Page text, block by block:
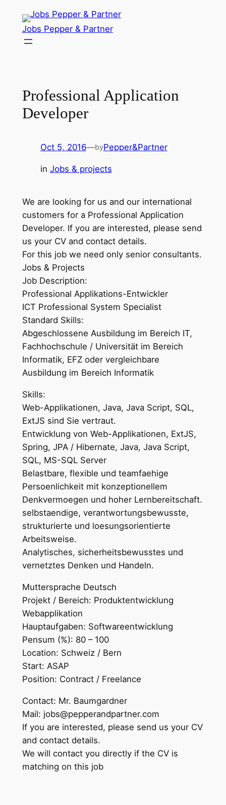
content
Jobs Pepper & Partner
Professional Application
Developer
Oct 5, 2016—byPepper&Partner
in Jobs & projects
We are looking for us and our international
customers for a Professional Application
Developer. If you are interested, please send
us your CV and contact details.
For this job we need only senior consultants.
Jobs & Projects
Job Description:
Professional Applikations-Entwickler
ICT Professional System Specialist
Standard Skills:
Abgeschlossene Ausbildung im Bereich IT,
Fachhochschule / Universität im Bereich
Informatik, EFZ oder vergleichbare
Ausbildung im Bereich Informatik
Skills:
Web-Applikationen, Java, Java Script, SQL,
ExtJS sind Sie vertraut.
Entwicklung von Web-Applikationen, ExtJS,
Spring, JPA / Hibernate, Java, Java Script,
SQL, MS-SQL Server
Belastbare, flexible und teamfaehige
Persoenlichkeit mit konzeptionellem
Denkvermoegen und hoher Lernbereitschaft.
selbstaendige, verantwortungsbewusste,
strukturierte und loesungsorientierte
Arbeitsweise.
Analytisches, sicherheitsbewusstes und
vernetztes Denken und Handeln.
Muttersprache Deutsch
Projekt / Bereich: Produktentwicklung
Webapplikation
Hauptaufgaben: Softwareentwicklung
Pensum (%): 80 – 100
Location: Schweiz / Bern
Start: ASAP
Position: Contract / Freelance
Contact: Mr. Baumgardner
Mail: jobs@pepperandpartner.com
If you are interested, please send us your CV
and contact details.
We will contact you directly if the CV is
matching on this job